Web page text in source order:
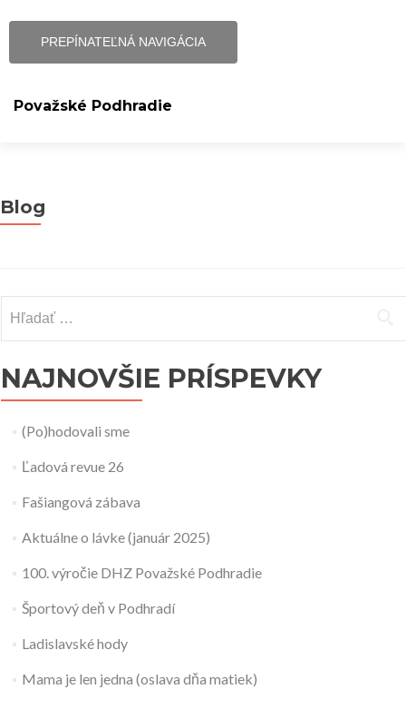
PREPÍNATEĽNÁ NAVIGÁCIA
Považské Podhradie
Podhradský spravodaj
Blog
NAJNOVŠIE PRÍSPEVKY
(Po)hodovali sme
Ľadová revue 26
Fašiangová zábava
Aktuálne o lávke (január 2025)
100. výročie DHZ Považské Podhradie
Športový deň v Podhradí
Ladislavské hody
Mama je len jedna (oslava dňa matiek)